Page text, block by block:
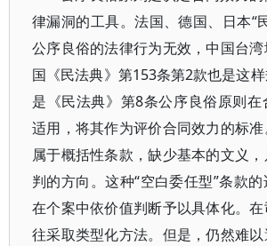
律漏洞的工具。法国、德国、日本“
公序良俗的法律行为无效，中国台
国《民法典》第153条第2款也是这
是《民法典》第8条公序良俗原则
适用，将其作为评价合同效力的标
属于概括性条款，缺少基本的文义
判的方向。这种“空白委任型”条款
在个案中依价值判断予以具体化。
往采取类型化方法。但是，仍然难